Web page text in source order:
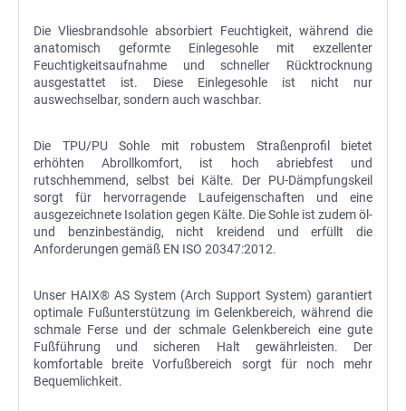
Die Vliesbrandsohle absorbiert Feuchtigkeit, während die
anatomisch geformte Einlegesohle mit exzellenter
Feuchtigkeitsaufnahme und schneller Rücktrocknung
ausgestattet ist. Diese Einlegesohle ist nicht nur
auswechselbar, sondern auch waschbar.
Die TPU/PU Sohle mit robustem Straßenprofil bietet
erhöhten Abrollkomfort, ist hoch abriebfest und
rutschhemmend, selbst bei Kälte. Der PU-Dämpfungskeil
sorgt für hervorragende Laufeigenschaften und eine
ausgezeichnete Isolation gegen Kälte. Die Sohle ist zudem öl-
und benzinbeständig, nicht kreidend und erfüllt die
Anforderungen gemäß EN ISO 20347:2012.
Unser HAIX® AS System (Arch Support System) garantiert
optimale Fußunterstützung im Gelenkbereich, während die
schmale Ferse und der schmale Gelenkbereich eine gute
Fußführung und sicheren Halt gewährleisten. Der
komfortable breite Vorfußbereich sorgt für noch mehr
Bequemlichkeit.